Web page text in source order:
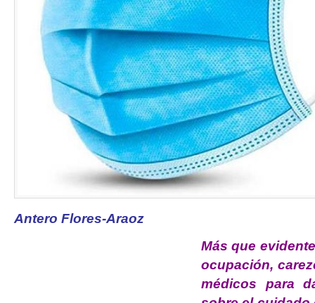
Antero Flores-Araoz
Más que
ocupación,
médicos para